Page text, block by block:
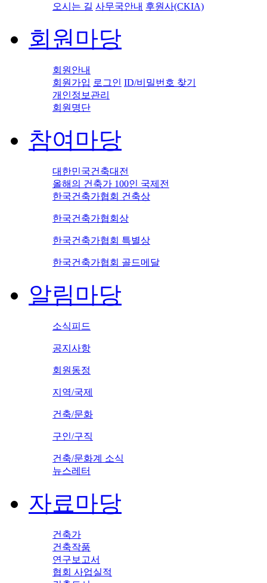
오시는 길 사무국안내 후원사(CKIA)
회원마당
회원안내
회원가입 로그인 ID/비밀번호 찾기
개인정보관리
회원명단
참여마당
대한민국건축대전
올해의 건축가 100인 국제전
한국건축가협회 건축상
한국건축가협회상
한국건축가협회 특별상
한국건축가협회 골드메달
알림마당
소식피드
공지사항
회원동정
지역/국제
건축/문화
구인/구직
건축/문화계 소식
뉴스레터
자료마당
건축가
건축작품
연구보고서
협회 사업실적